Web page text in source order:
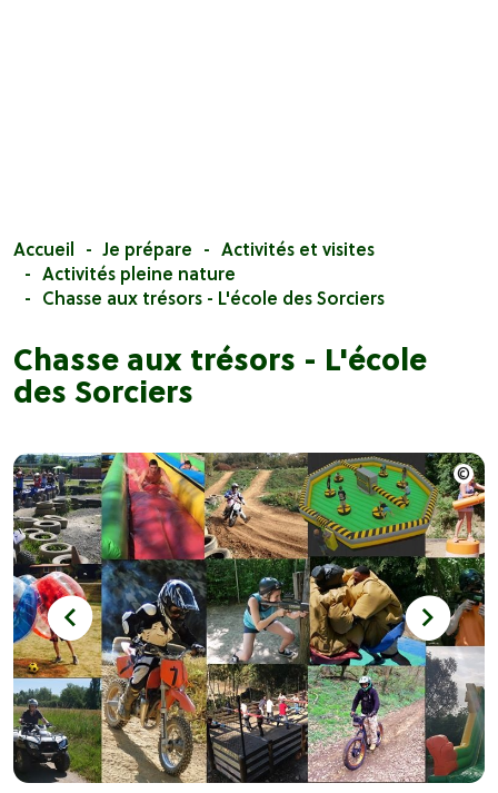
Accueil Je prépare
Activités et visites
Activités pleine nature
Chasse aux trésors - L'école des Sorciers
Chasse aux trésors - L'école
des Sorciers